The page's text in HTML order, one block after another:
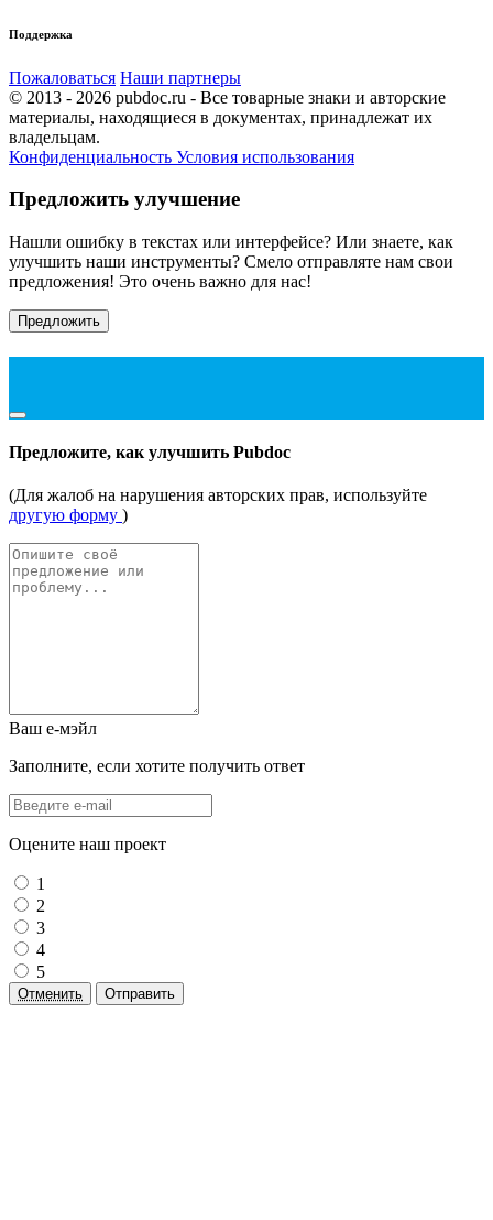
Поддержка
Пожаловаться Наши партнеры
© 2013 - 2026 pubdoc.ru - Все товарные знаки и авторские
материалы, находящиеся в документах, принадлежат их
владельцам.
Конфиденциальность Условия использования
Предложить улучшение
Нашли ошибку в текстах или интерфейсе? Или знаете, как
улучшить наши инструменты? Смело отправляте нам свои
предложения! Это очень важно для нас!
Предложить
Предложите, как улучшить Pubdoc
(Для жалоб на нарушения авторских прав, используйте
другую форму )
Ваш е-мэйл
Заполните, если хотите получить ответ
Оцените наш проект
1
2
3
4
5
Отменить Отправить